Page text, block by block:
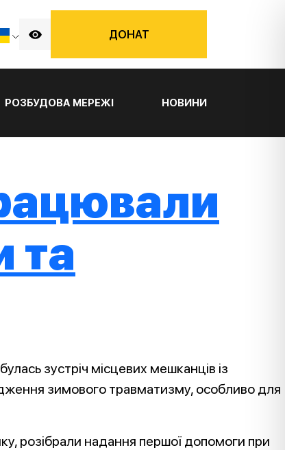
ДОНАТ
РОЗБУДОВА МЕРЕЖІ НОВИНИ
та
зустріч місцевих мешканців із
зимового травматизму, особливо для
розібрали надання першої допомоги при